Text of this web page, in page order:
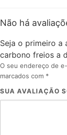
Não há
Seja o primeiro a
carbono freios a
O seu endereço de
marcados com *
SUA AVALIAÇÃO